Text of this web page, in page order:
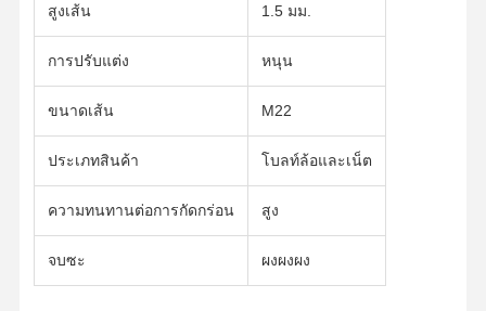
สูงเส้น 1.5 มม.
การปรับแต่ง หนุน
ขนาดเส้น M22
ประเภทสินค้า โบลท์ล้อและเน็ต
ความทนทานต่อการกัดกร่อน สูง
จบซะ ผงผงผง